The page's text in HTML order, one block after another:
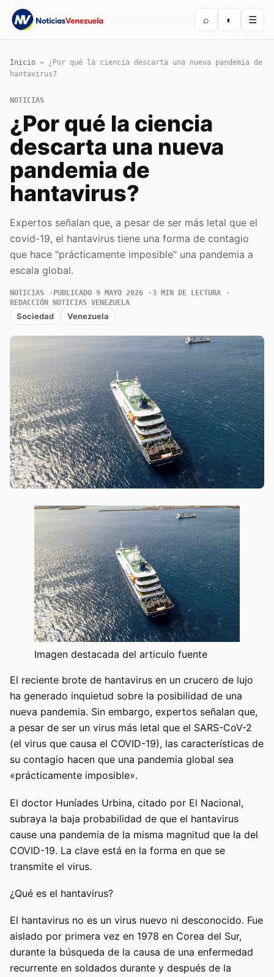
⌕ ◐ ☰
Inicio » ¿Por qué la ciencia descarta una nueva pandemia de
hantavirus?
NOTICIAS
¿Por qué la ciencia
descarta una nueva
pandemia de
hantavirus?
Expertos señalan que, a pesar de ser más letal que el
covid-19, el hantavirus tiene una forma de contagio
que hace "prácticamente imposible" una pandemia a
escala global.
NOTICIAS PUBLICADO 9 MAYO 2026
3 MIN DE LECTURA
REDACCIÓN NOTICIAS VENEZUELA
Sociedad Venezuela
Imagen destacada del articulo fuente
El reciente brote de hantavirus en un crucero de lujo
ha generado inquietud sobre la posibilidad de una
nueva pandemia. Sin embargo, expertos señalan que,
a pesar de ser un virus más letal que el SARS-CoV-2
(el virus que causa el COVID-19), las características de
su contagio hacen que una pandemia global sea
«prácticamente imposible».
El doctor Huníades Urbina, citado por El Nacional,
subraya la baja probabilidad de que el hantavirus
cause una pandemia de la misma magnitud que la del
COVID-19. La clave está en la forma en que se
transmite el virus.
¿Qué es el hantavirus?
El hantavirus no es un virus nuevo ni desconocido. Fue
aislado por primera vez en 1978 en Corea del Sur,
durante la búsqueda de la causa de una enfermedad
recurrente en soldados durante y después de la